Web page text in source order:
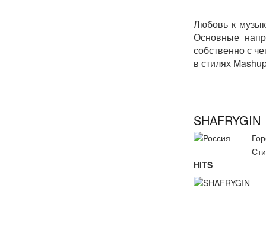
Любовь к
Основные
собственно с
в стилях
SHAFRYGIN
HITS